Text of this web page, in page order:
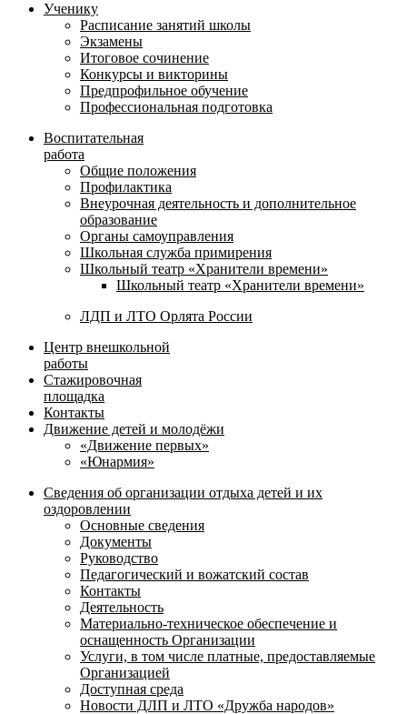
Ученику
Расписание занятий школы
Экзамены
Итоговое сочинение
Конкурсы и викторины
Предпрофильное обучение
Профессиональная подготовка
Воспитательная
работа
Общие положения
Профилактика
Внеурочная деятельность и дополнительное
образование
Органы самоуправления
Школьная служба примирения
Школьный театр «Хранители времени»
Школьный театр «Хранители времени»
ЛДП и ЛТО Орлята России
Центр внешкольной
работы
Стажировочная
площадка
Контакты
Движение детей и молодёжи
«Движение первых»
«Юнармия»
Сведения об организации отдыха детей и их
оздоровлении
Основные сведения
Документы
Руководство
Педагогический и вожатский состав
Контакты
Деятельность
Материально-техническое обеспечение и
оснащенность Организации
Услуги, в том числе платные, предоставляемые
Организацией
Доступная среда
Новости ДЛП и ЛТО «Дружба народов»